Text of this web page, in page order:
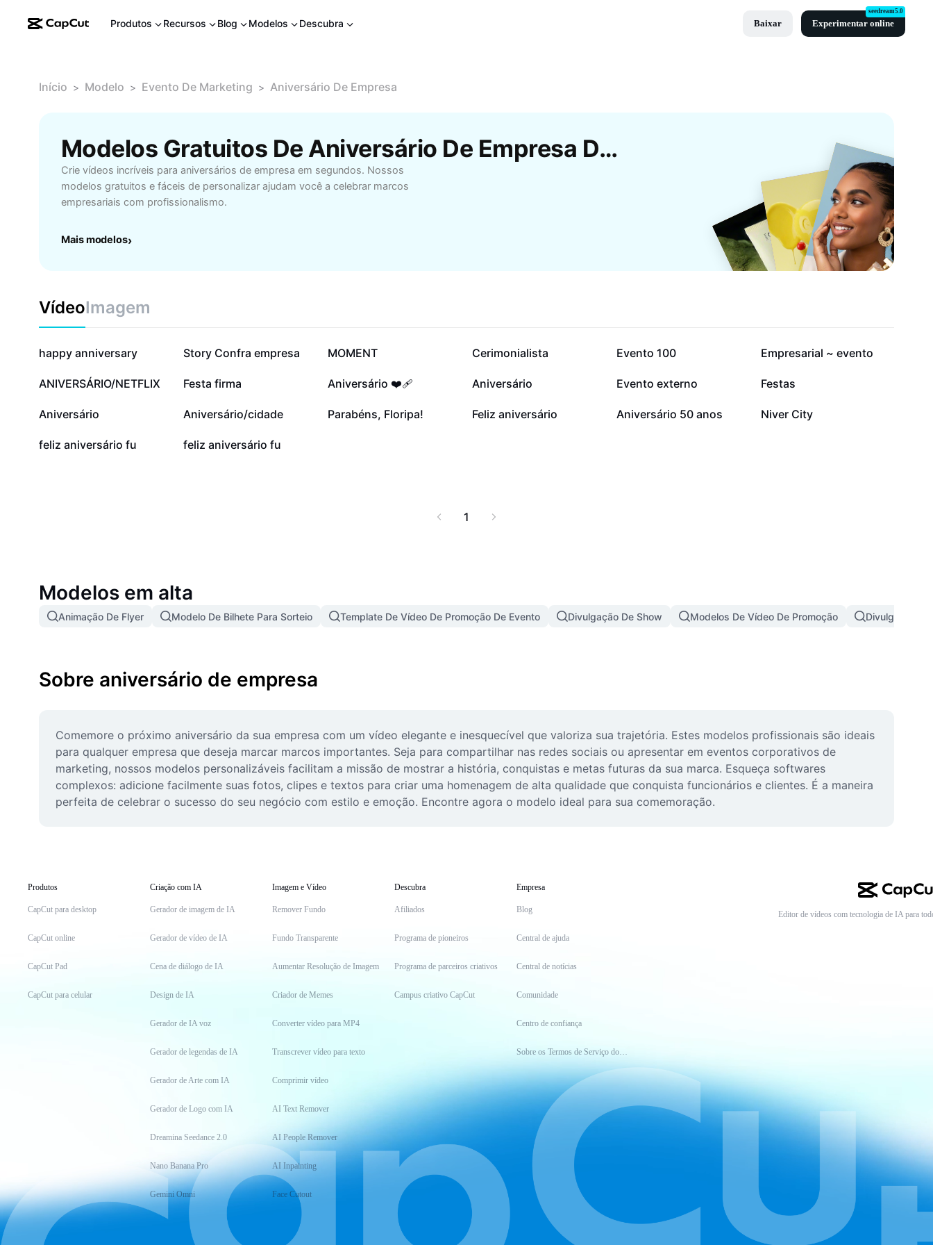
Produtos Recursos Blog Modelos Descubra Baixar Experimentar online
seedream5.0
Início > Modelo > Evento De Marketing > Aniversário De Empresa
Modelos Gratuitos De Aniversário De Empresa Da CapCut
Crie vídeos incríveis para aniversários de empresa em segundos. Nossos
modelos gratuitos e fáceis de personalizar ajudam você a celebrar marcos
empresariais com profissionalismo.
Mais modelos›
VídeoImagem
230,1 mil
happy anniversary 188,5 mil
Story Confra empresa 144,6 mil
MOMENT 55,4 mil
Cerimonialista 42,1 mil
Evento 100 23,1 mil
Empresarial ~ evento
15,6 mil
ANIVERSÁRIO/NETFLIX 13 mil
Festa firma 8,7 mil
Aniversário ❤️‍🩹 8,4 mil
Aniversário 7,6 mil
Evento externo 6,4 mil
Festas
4,4 mil
Aniversário 4,1 mil
Aniversário/cidade 1,9 mil
Parabéns, Floripa! 1 mil
Feliz aniversário 891
Aniversário 50 anos 559
Niver City
4
feliz aniversário fu 4
feliz aniversário fu
1
Modelos em alta
Animação De Flyer Modelo De Bilhete Para Sorteio Template De Vídeo De Promoção De Evento Divulgação De Show Modelos De Vídeo De Promoção Divulgação
Sobre aniversário de empresa
Comemore o próximo aniversário da sua empresa com um vídeo elegante e inesquecível que valoriza sua trajetória. Estes modelos profissionais são ideais
para qualquer empresa que deseja marcar marcos importantes. Seja para compartilhar nas redes sociais ou apresentar em eventos corporativos de
marketing, nossos modelos personalizáveis facilitam a missão de mostrar a história, conquistas e metas futuras da sua marca. Esqueça softwares
complexos: adicione facilmente suas fotos, clipes e textos para criar uma homenagem de alta qualidade que conquista funcionários e clientes. É a maneira
perfeita de celebrar o sucesso do seu negócio com estilo e emoção. Encontre agora o modelo ideal para sua comemoração.
Produtos
CapCut para desktop
CapCut online
CapCut Pad
CapCut para celular
Criação com IA
Gerador de imagem de IA
Gerador de vídeo de IA
Cena de diálogo de IA
Design de IA
Gerador de IA voz
Gerador de legendas de IA
Gerador de Arte com IA
Gerador de Logo com IA
Dreamina Seedance 2.0
Nano Banana Pro
Gemini Omni
Imagem e Vídeo
Remover Fundo
Fundo Transparente
Aumentar Resolução de Imagem
Criador de Memes
Converter vídeo para MP4
Transcrever vídeo para texto
Comprimir vídeo
AI Text Remover
AI People Remover
AI Inpainting
Face Cutout
Descubra
Afiliados
Programa de pioneiros
Programa de parceiros criativos
Campus criativo CapCut
Empresa
Blog
Central de ajuda
Central de notícias
Comunidade
Centro de confiança
Sobre os Termos de Serviço do CapCut
Editor de vídeos com tecnologia de IA para